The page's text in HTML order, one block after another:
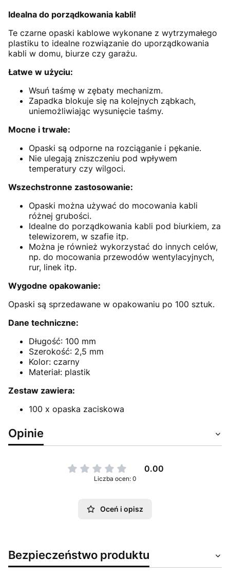
Idealna do porządkowania kabli!
Te czarne opaski kablowe wykonane z wytrzymałego
plastiku to idealne rozwiązanie do uporządkowania
kabli w domu, biurze czy garażu.
Łatwe w użyciu:
Wsuń taśmę w zębaty mechanizm.
Zapadka blokuje się na kolejnych ząbkach,
uniemożliwiając wysunięcie taśmy.
Mocne i trwałe:
Opaski są odporne na rozciąganie i pękanie.
Nie ulegają zniszczeniu pod wpływem
temperatury czy wilgoci.
Wszechstronne zastosowanie:
Opaski można używać do mocowania kabli
różnej grubości.
Idealne do porządkowania kabli pod biurkiem, za
telewizorem, w szafie itp.
Można je również wykorzystać do innych celów,
np. do mocowania przewodów wentylacyjnych,
rur, linek itp.
Wygodne opakowanie:
Opaski są sprzedawane w opakowaniu po 100 sztuk.
Dane techniczne:
Długość: 100 mm
Szerokość: 2,5 mm
Kolor: czarny
Materiał: plastik
Zestaw zawiera:
100 x opaska zaciskowa
Opinie
0.00
Liczba ocen: 0
Oceń i opisz
Bezpieczeństwo produktu